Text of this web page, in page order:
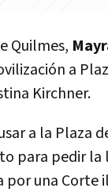
Quilmes,
a
Kirchner.
a la Plaza
para pedir
por una Corte